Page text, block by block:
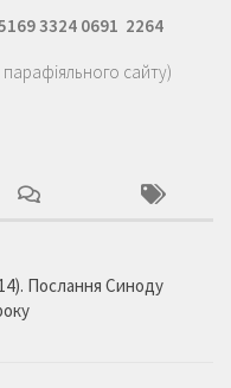
3324 0691 2264
сайту)
Послання Синоду